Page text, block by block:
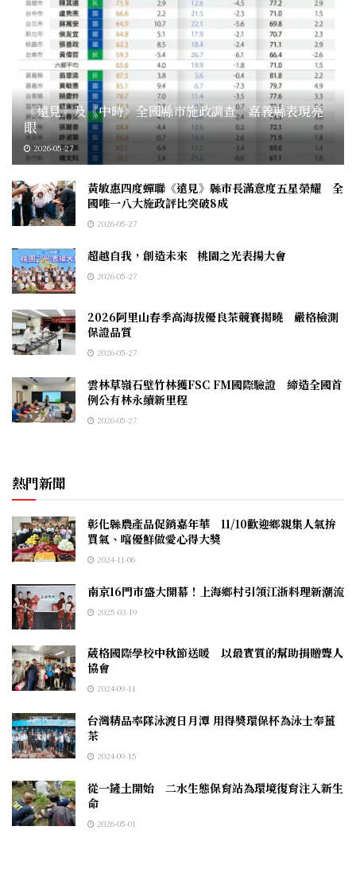
《遠見》及《中時》全國縣市施政調查 嘉義縣表現亮
眼
2026-05-27
黃敏惠四度蟬聯《遠見》縣市長滿意度五星榮耀 全
國唯一八大施政評比突破8成
2026-05-27
超越自我，創造未來 桃園之光表揚大會
2026-05-27
2026阿里山春季高海拔優良茶競賽揭曉 嚴格檢測
保證品質
2026-05-27
雲林草嶺石壁竹林獲FSC FM國際驗證 締造全國首
例公有林永續新里程
2026-05-27
熱門新聞
彰化縣農產品促銷嘉年華 11/10歡迎鄉親集人氣拚
買氣、嚐優鮮做愛心得大獎
2024-11-06
南京16門市盛大開幕！上海鄉村引領江浙料理新潮流
2025-03-19
葳格國際學校中秋節送暖 以最實質的幫助捐贈聾人
協會
2024-09-11
台灣精品率隊泳渡日月潭 用得獎環保杯為泳士奉薑
茶
2024-09-15
從一鏟土開始 二水生態保育站為環境復育注入新生
命
2026-05-01